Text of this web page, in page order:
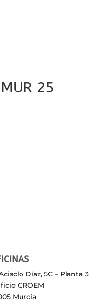
25
Díaz, 5C – Planta 3
CROEM
Murcia